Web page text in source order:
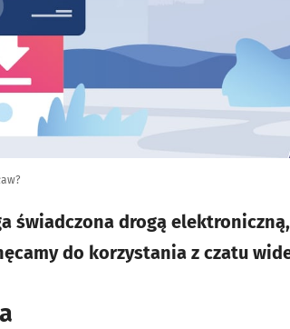
świadczona drogą
do korzystania z czatu